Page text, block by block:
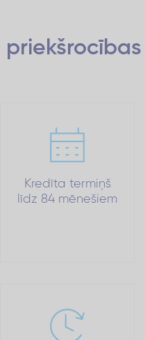
priekšrocības
Kredīta termiņš
līdz 84 mēnešiem